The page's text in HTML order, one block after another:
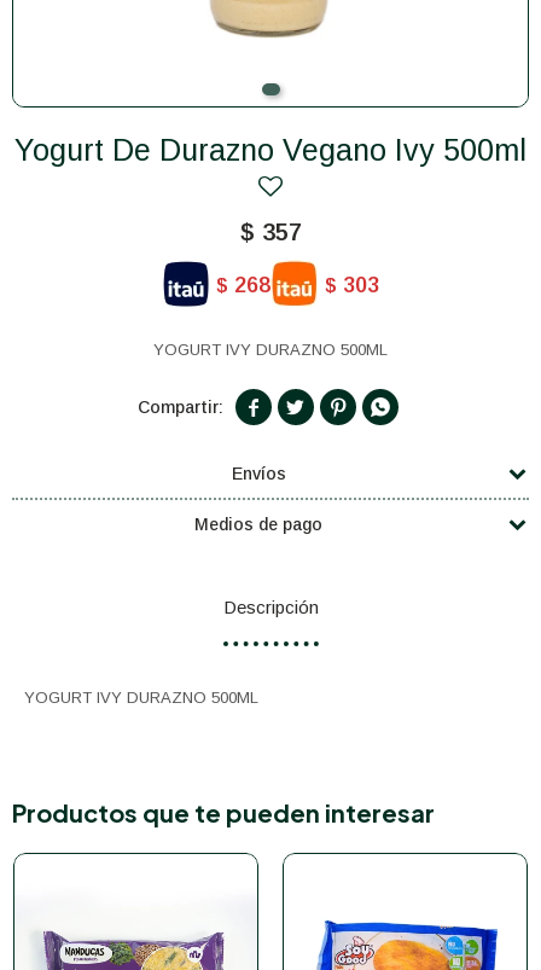
Yogurt De Durazno Vegano Ivy 500ml
$ 357
$ 268 $ 303
YOGURT IVY DURAZNO 500ML
   
Envíos
Medios de pago
Descripción
YOGURT IVY DURAZNO 500ML
Productos que te pueden interesar